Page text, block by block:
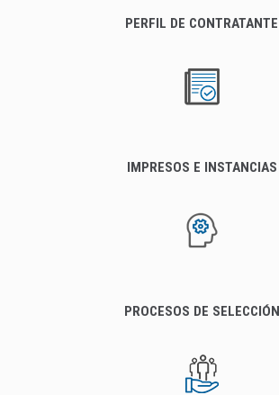
PERFIL DE CONTRATANTE
IMPRESOS E INSTANCIAS
PROCESOS DE SELECCIÓN